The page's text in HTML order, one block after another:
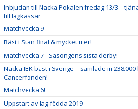
Inbjudan till Nacka Pokalen fredag 13/3 –
till lagkassan
Matchvecka 9
Bäst i Stan final & mycket mer!
Matchvecka 7 - Säsongens sista derby!
Nacka IBK bäst i Sverige – samlade in 238.000
Cancerfonden!
Matchvecka 6!
Uppstart av lag födda 2019!